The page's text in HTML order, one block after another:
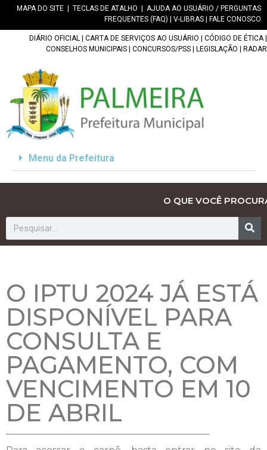
MAPA DO SITE TECLAS DE ATALHO
AJUDA AO USUÁRIO / PERGUNTAS
FREQUENTES (FAQ)
V-LIBRAS FALE CONOSCO
DIÁRIO OFICIAL CARTA DE SERVIÇOS AO USUÁRIO CÓDIGO DE ÉTICA|
CONSELHOS MUNICIPAIS
CONCURSOS/PSS LEGISLAÇÃO RADAR
Menu da Prefeitura
O QUE VOCÊ
O IPTU 2024 JÁ ESTÁ
DISPONÍVEL PARA
CONSULTA E
PAGAMENTO, COM
VENCIMENTO EM 10
DE ABRIL